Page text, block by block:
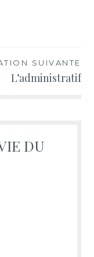
SUIVANTE
L’administratif
DU